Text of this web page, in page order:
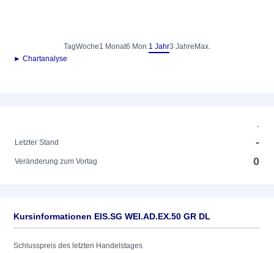
TagWoche1 Monat6 Mon.1 Jahr3 Jahre Max.
► Chartanalyse
-
Letzter Stand
-
Veränderung zum Vortag 0
Kursinformationen EIS.SG WEI.AD.EX.50 GR DL
Schlusspreis des letzten Handelstages